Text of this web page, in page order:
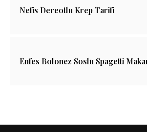
Nefis Dereotlu Krep Tarifi
Enfes Bolonez Soslu Spagetti